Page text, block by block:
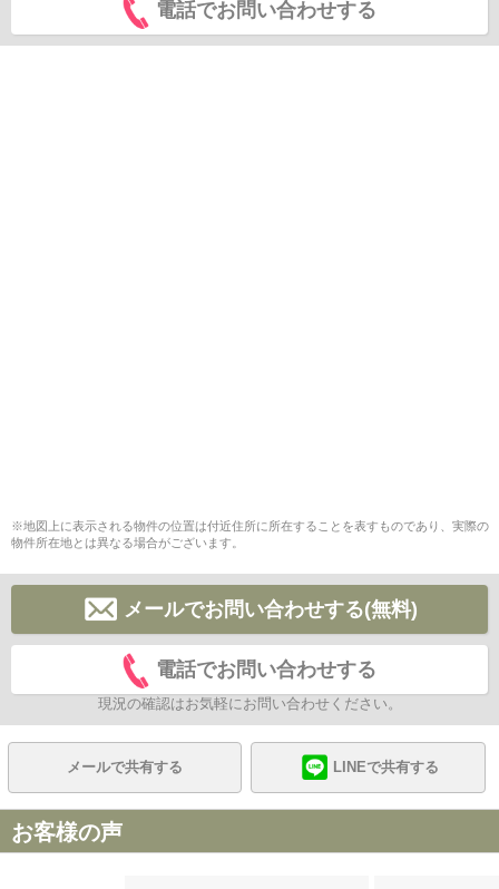
電話でお問い合わせする
※地図上に表示される物件の位置は付近住所に所在することを表すものであり、実際の
物件所在地とは異なる場合がございます。
メールでお問い合わせする(無料)
電話でお問い合わせする
現況の確認はお気軽にお問い合わせください。
メールで共有する LINEで共有する
お客様の声